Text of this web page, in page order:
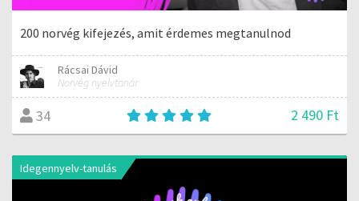
200 norvég kifejezés, amit érdemes megtanulnod
Rácsai Dávid
Norvég nyelvtanár
34 2 490 Ft
Idegennyelv-tanulás